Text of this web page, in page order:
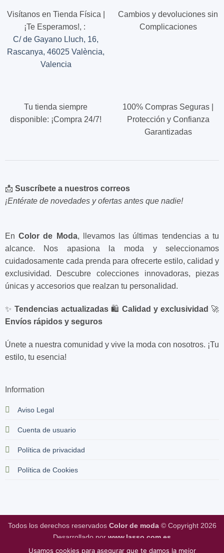
página
Visítanos en Tienda Física |
¡Te Esperamos!, :
C/ de Gayano Lluch, 16,
Rascanya, 46025 València,
Valencia
Cambios y devoluciones sin
Complicaciones
Tu tienda siempre
disponible: ¡Compra 24/7!
100% Compras Seguras |
Protección y Confianza
Garantizadas
EnColor de Moda, llevamos las últimas tendencias a tu
alcance. Nos apasiona la moda y seleccionamos
cuidadosamente cada prenda para ofrecerte estilo, calidad y
exclusividad. Descubre colecciones innovadoras, piezas
únicas y accesorios que realzan tu personalidad.
✨ Tendencias actualizadas🛍️Calidad y exclusividad 🚀
Envíos rápidos y seguros
Únete a nuestra comunidad y vive la moda con nosotros. ¡Tu
estilo, tu esencia!
Information
Aviso Legal
Cuenta de usuario
Política de privacidad
Política de Cookies
📩 Suscríbete a nuestros correos
¡Entérate de novedades y ofertas antes que nadie!
Todos los derechos reservados Color de moda© Copyright 2026
Desarrollado por www.lasso.com.es
Usamos cookies para asegurar que te damos la mejor